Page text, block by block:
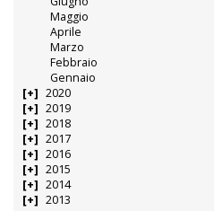
Maggio
Aprile
Marzo
Febbraio
Gennaio
2020
2019
2018
2017
2016
2015
2014
2013